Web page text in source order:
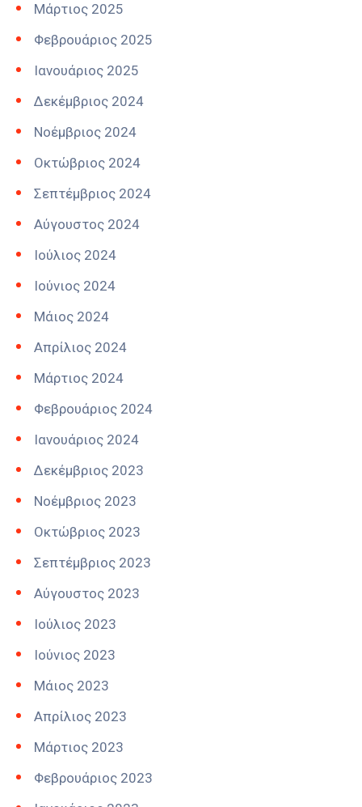
Μάρτιος 2025
Φεβρουάριος 2025
Ιανουάριος 2025
Δεκέμβριος 2024
Νοέμβριος 2024
Οκτώβριος 2024
Σεπτέμβριος 2024
Αύγουστος 2024
Ιούλιος 2024
Ιούνιος 2024
Μάιος 2024
Απρίλιος 2024
Μάρτιος 2024
Φεβρουάριος 2024
Ιανουάριος 2024
Δεκέμβριος 2023
Νοέμβριος 2023
Οκτώβριος 2023
Σεπτέμβριος 2023
Αύγουστος 2023
Ιούλιος 2023
Ιούνιος 2023
Μάιος 2023
Απρίλιος 2023
Μάρτιος 2023
Φεβρουάριος 2023